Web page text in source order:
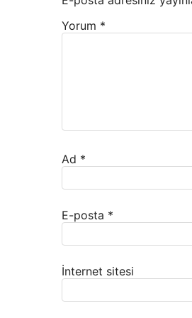
Yorum *
Ad *
E-posta *
İnternet sitesi